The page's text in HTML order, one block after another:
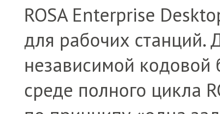
ROSA Enterprise
для рабочих станций.
независимой
среде полного цикла